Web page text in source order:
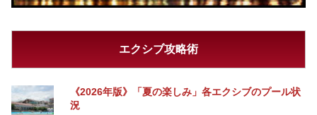
エクシブ攻略術
《2026年版》「夏の楽しみ」各エクシブのプール状
況